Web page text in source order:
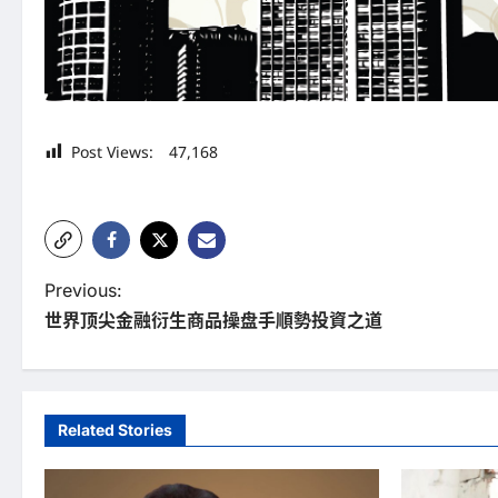
Post Views: 47,168
P
o
s
t
n
Previous:
世界顶尖金融衍生商品操盘手順勢投資之道
Related Stories